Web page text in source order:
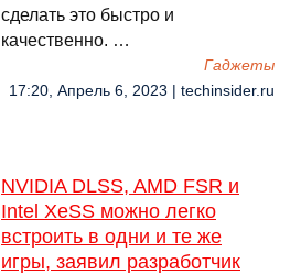
сделать это быстро и
качественно. …
Гаджеты
17:20, Апрель 6, 2023 | techinsider.ru
NVIDIA DLSS, AMD FSR и
Intel XeSS можно легко
встроить в одни и те же
игры, заявил разработчик